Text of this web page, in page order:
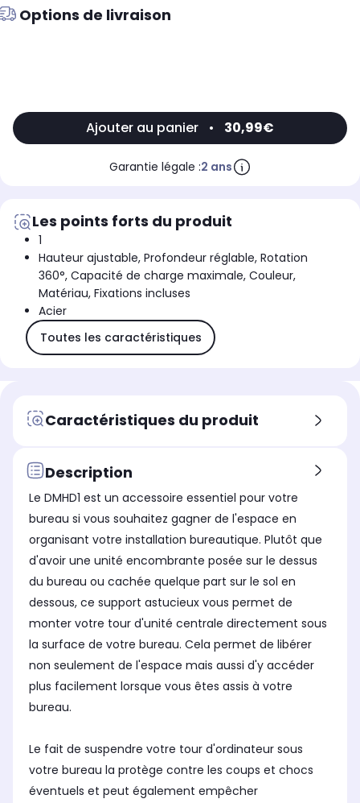
Options de livraison
Ajouter au panier • 30,99€
Garantie légale :2 ans
Les points forts du produit
1
Hauteur ajustable, Profondeur réglable, Rotation
360°, Capacité de charge maximale, Couleur,
Matériau, Fixations incluses
Acier
Toutes les caractéristiques
Caractéristiques du produit
Description
Le DMHD1 est un accessoire essentiel pour votre
bureau si vous souhaitez gagner de l'espace en
organisant votre installation bureautique. Plutôt que
d'avoir une unité encombrante posée sur le dessus
du bureau ou cachée quelque part sur le sol en
dessous, ce support astucieux vous permet de
monter votre tour d'unité centrale directement sous
la surface de votre bureau. Cela permet de libérer
non seulement de l'espace mais aussi d'y accéder
plus facilement lorsque vous êtes assis à votre
bureau.
Le fait de suspendre votre tour d'ordinateur sous
votre bureau la protège contre les coups et chocs
éventuels et peut également empêcher